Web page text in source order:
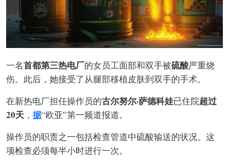
一名首都第三热电厂的女员工面部和双手被硫酸严重烧
伤。此后，她接受了从腿部移植皮肤到双手的手术。
在新热电厂担任操作员的古尔努尔·萨德科娃已住院超过
20天 ， 据“欧亚”第一频道报道。
操作员的职责之一包括检查管道中硫酸输送的状况。这
项检查必须每半小时进行一次。